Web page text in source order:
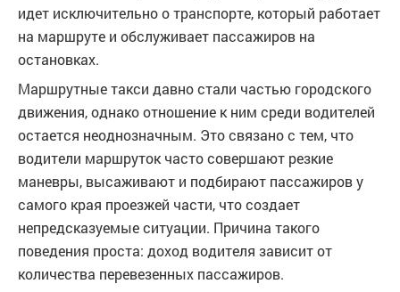
идет исключительно о транспорте, который работает
на маршруте и обслуживает пассажиров на
остановках.
Маршрутные такси давно стали частью городского
движения, однако отношение к ним среди водителей
остается неоднозначным. Это связано с тем, что
водители маршруток часто совершают резкие
маневры, высаживают и подбирают пассажиров у
самого края проезжей части, что создает
непредсказуемые ситуации. Причина такого
поведения проста: доход водителя зависит от
количества перевезенных пассажиров.